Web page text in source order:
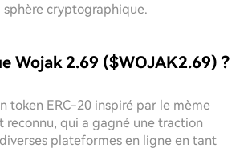
sphère cryptographique.
Wojak 2.69 ($WOJAK2.69) ?
token ERC-20 inspiré par le mème
reconnu, qui a gagné une traction
plateformes en ligne en tant